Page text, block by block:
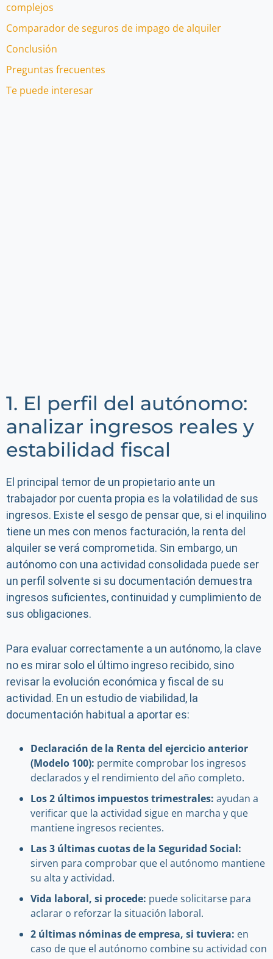
complejos
Comparador de seguros de impago de alquiler
Conclusión
Preguntas frecuentes
Te puede interesar
1. El perfil del autónomo:
analizar ingresos reales y
estabilidad fiscal
El principal temor de un propietario ante un
trabajador por cuenta propia es la volatilidad de sus
ingresos. Existe el sesgo de pensar que, si el inquilino
tiene un mes con menos facturación, la renta del
alquiler se verá comprometida. Sin embargo, un
autónomo con una actividad consolidada puede ser
un perfil solvente si su documentación demuestra
ingresos suficientes, continuidad y cumplimiento de
sus obligaciones.
Para evaluar correctamente a un autónomo, la clave
no es mirar solo el último ingreso recibido, sino
revisar la evolución económica y fiscal de su
actividad. En un estudio de viabilidad, la
documentación habitual a aportar es:
Declaración de la Renta del ejercicio anterior
(Modelo 100): permite comprobar los ingresos
declarados y el rendimiento del año completo.
Los 2 últimos impuestos trimestrales: ayudan a
verificar que la actividad sigue en marcha y que
mantiene ingresos recientes.
Las 3 últimas cuotas de la Seguridad Social:
sirven para comprobar que el autónomo mantiene
su alta y actividad.
Vida laboral, si procede: puede solicitarse para
aclarar o reforzar la situación laboral.
2 últimas nóminas de empresa, si tuviera: en
caso de que el autónomo combine su actividad con